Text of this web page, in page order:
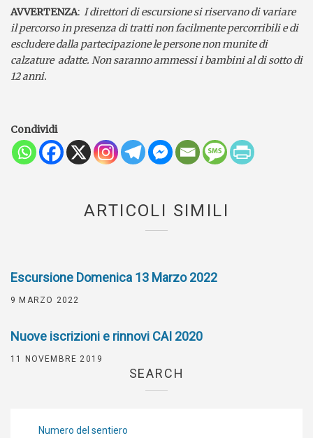
AVVERTENZA: I direttori di escursione si riservano di variare
il percorso in presenza di tratti non facilmente percorribili e di
escludere dalla partecipazione le persone non munite di
calzature adatte. Non saranno ammessi i bambini al di sotto di
12 anni.
Condividi
ARTICOLI SIMILI
Escursione Domenica 13 Marzo 2022
9 MARZO 2022
Nuove iscrizioni e rinnovi CAI 2020
11 NOVEMBRE 2019
SEARCH
Numero del sentiero